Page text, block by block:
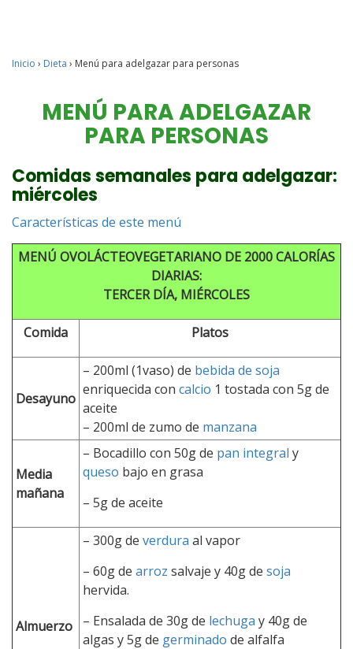
Inicio › Dieta › Menú para adelgazar para personas
MENÚ PARA ADELGAZAR
PARA PERSONAS
Comidas semanales para adelgazar:
miércoles
Características de este menú
MENÚ OVOLÁCTEOVEGETARIANO DE 2000 CALORÍAS
DIARIAS:
TERCER DÍA, MIÉRCOLES
Comida Platos
Desayuno
– 200ml (1vaso) de bebida de soja
enriquecida con calcio 1 tostada con 5g de
aceite
– 200ml de zumo de manzana
Media
mañana
– Bocadillo con 50g de pan integral y
queso bajo en grasa
– 5g de aceite
Almuerzo
– 300g de verdura al vapor
– 60g de arroz salvaje y 40g de soja
hervida.
– Ensalada de 30g de lechuga y 40g de
algas y 5g de germinado de alfalfa